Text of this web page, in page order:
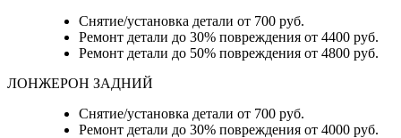
Снятие/установка детали от 700 руб.
Ремонт детали до 30% повреждения от 4400 руб.
Ремонт детали до 50% повреждения от 4800 руб.
ЛОНЖЕРОН ЗАДНИЙ
Снятие/установка детали от 700 руб.
Ремонт детали до 30% повреждения от 4000 руб.